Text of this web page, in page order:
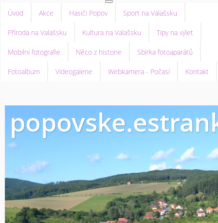
Úvod Akce Hasiči Popov Sport na Valašsku
Příroda na Valašsku Kultura na Valašsku Tipy na výlet
Mobilní fotografie Něco z historie Sbírka fotoaparátů
Fotoalbum Videogalerie Webkamera - Počasí Kontakt